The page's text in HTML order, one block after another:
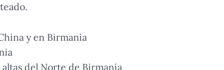
y en Birmania
del Norte de Birmania